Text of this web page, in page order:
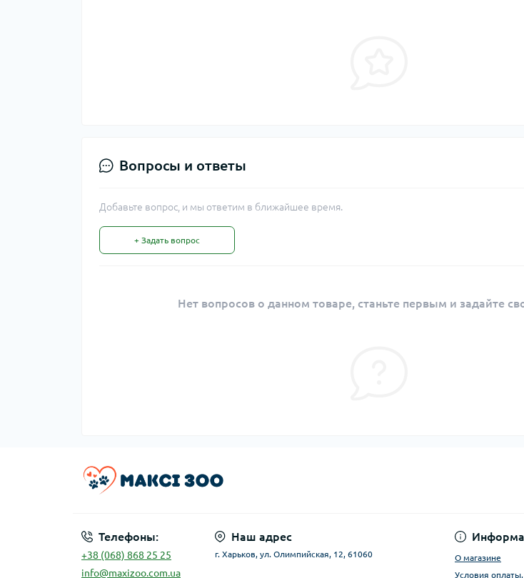
Вопросы и ответы
Добавьте вопрос, и мы ответим в ближайшее время.
+ Задать вопрос
Нет вопросов о данном товаре, станьте первым и задайте
Телефоны:
+38 (068) 868 25 25
info@maxizoo.com.ua
Наш адрес
г. Харьков, ул. Олимпийская, 12, 61060
О магазине
Условия оплаты,